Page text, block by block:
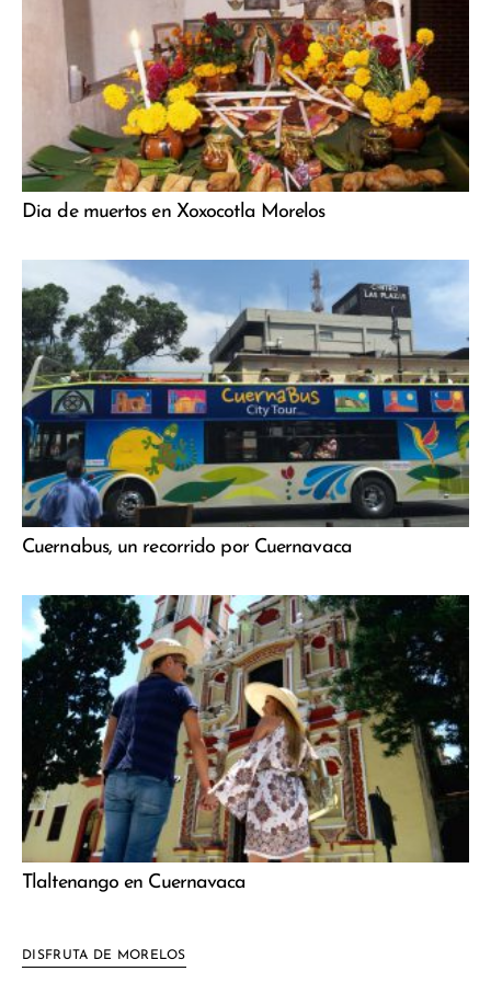
Dia de muertos en Xoxocotla Morelos
Cuernabus, un recorrido por Cuernavaca
Tlaltenango en Cuernavaca
DISFRUTA DE MORELOS